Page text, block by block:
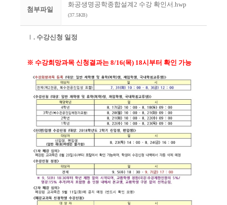
첨부파일
화공생명공학종합설계2 수강 확인서.hwp
(37.5KB)
Ⅰ . 수강신청 일정
※ 수강희망과목 신청결과는 8/16(목) 18시부터 확인 가능